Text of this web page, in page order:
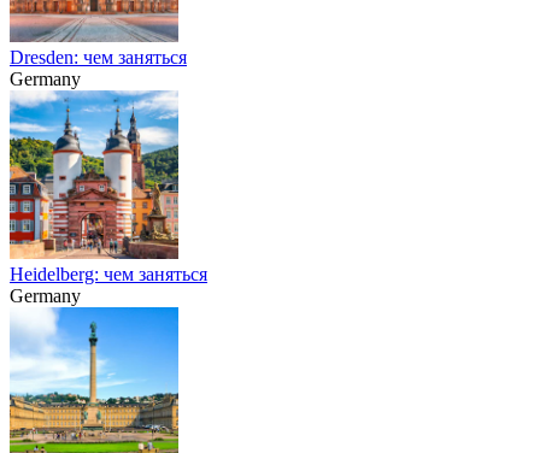
Dresden: чем заняться
Germany
Heidelberg: чем заняться
Germany